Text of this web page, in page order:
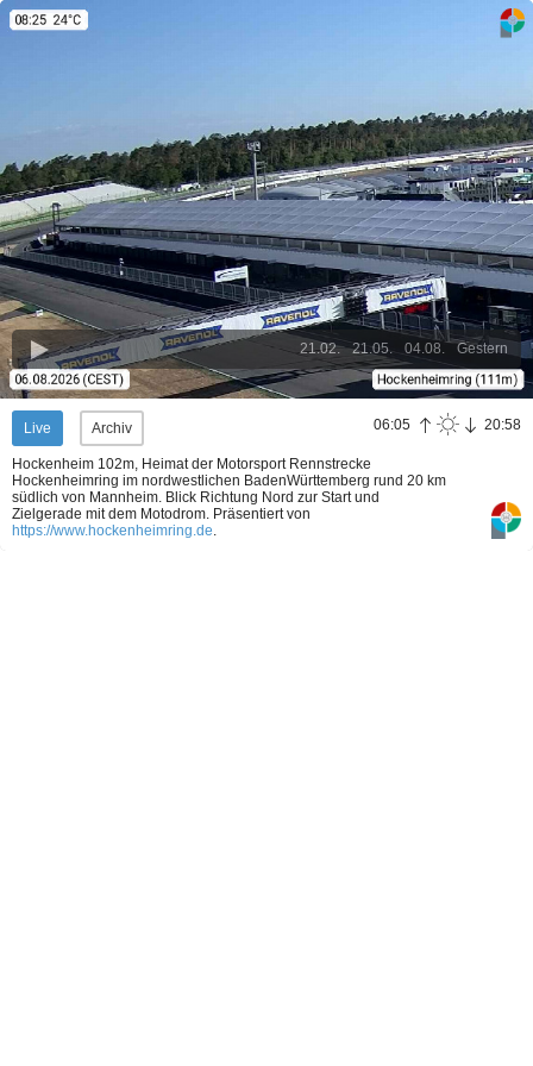
Gestern
04.08.
21.05.
21.02.
Live Archiv 06:05 20:58
Hockenheim 102m, Heimat der Motorsport Rennstrecke
Hockenheimring im nordwestlichen BadenWürttemberg rund 20 km
südlich von Mannheim. Blick Richtung Nord zur Start und
Zielgerade mit dem Motodrom. Präsentiert von
https://www.hockenheimring.de.